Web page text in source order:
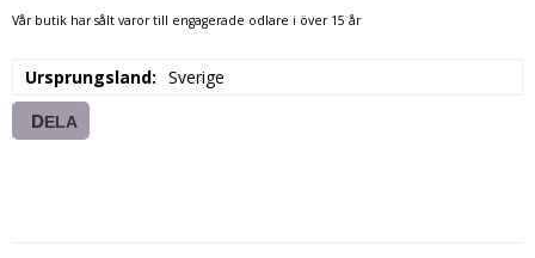
Vår butik har sålt varor till engagerade odlare i över 15 år
Ursprungsland Sverige
DELA